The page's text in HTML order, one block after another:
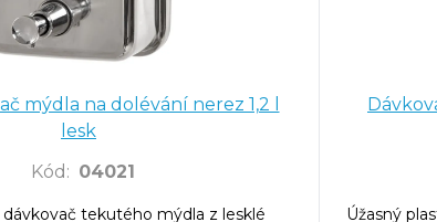
mýdla na dolévání nerez 1,2 l
lesk
Kód : 04021
tekutého mýdla z lesklé
Úžasný